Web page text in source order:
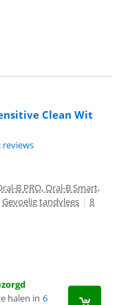
Clean Wit
reviews.
reviews
B PRO, Oral-B Smart,
Gevoelig tandvlees | 8
halen in 6